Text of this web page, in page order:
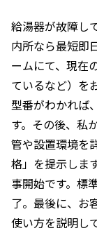
給湯器が故障し
内所なら最短即
ームにて、現在
ているなど）を
型番がわかれば
す。その後、私
管や設置環境を
格」を提示しま
事開始です。標
了。最後に、お
使い方を説明し